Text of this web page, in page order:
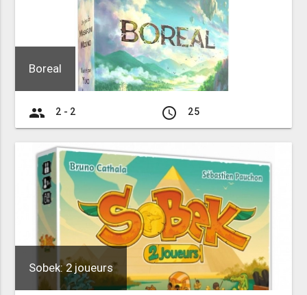
Boreal
group 2 - 2 access_time 25
Sobek: 2 joueurs